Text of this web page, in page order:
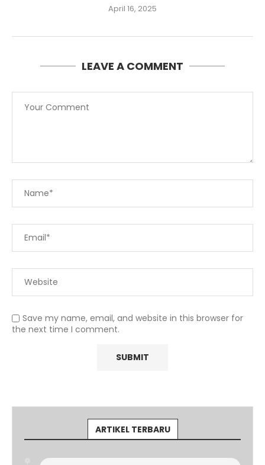
April 16, 2025
LEAVE A COMMENT
Save my name, email, and website in this browser for
the next time I comment.
ARTIKEL TERBARU